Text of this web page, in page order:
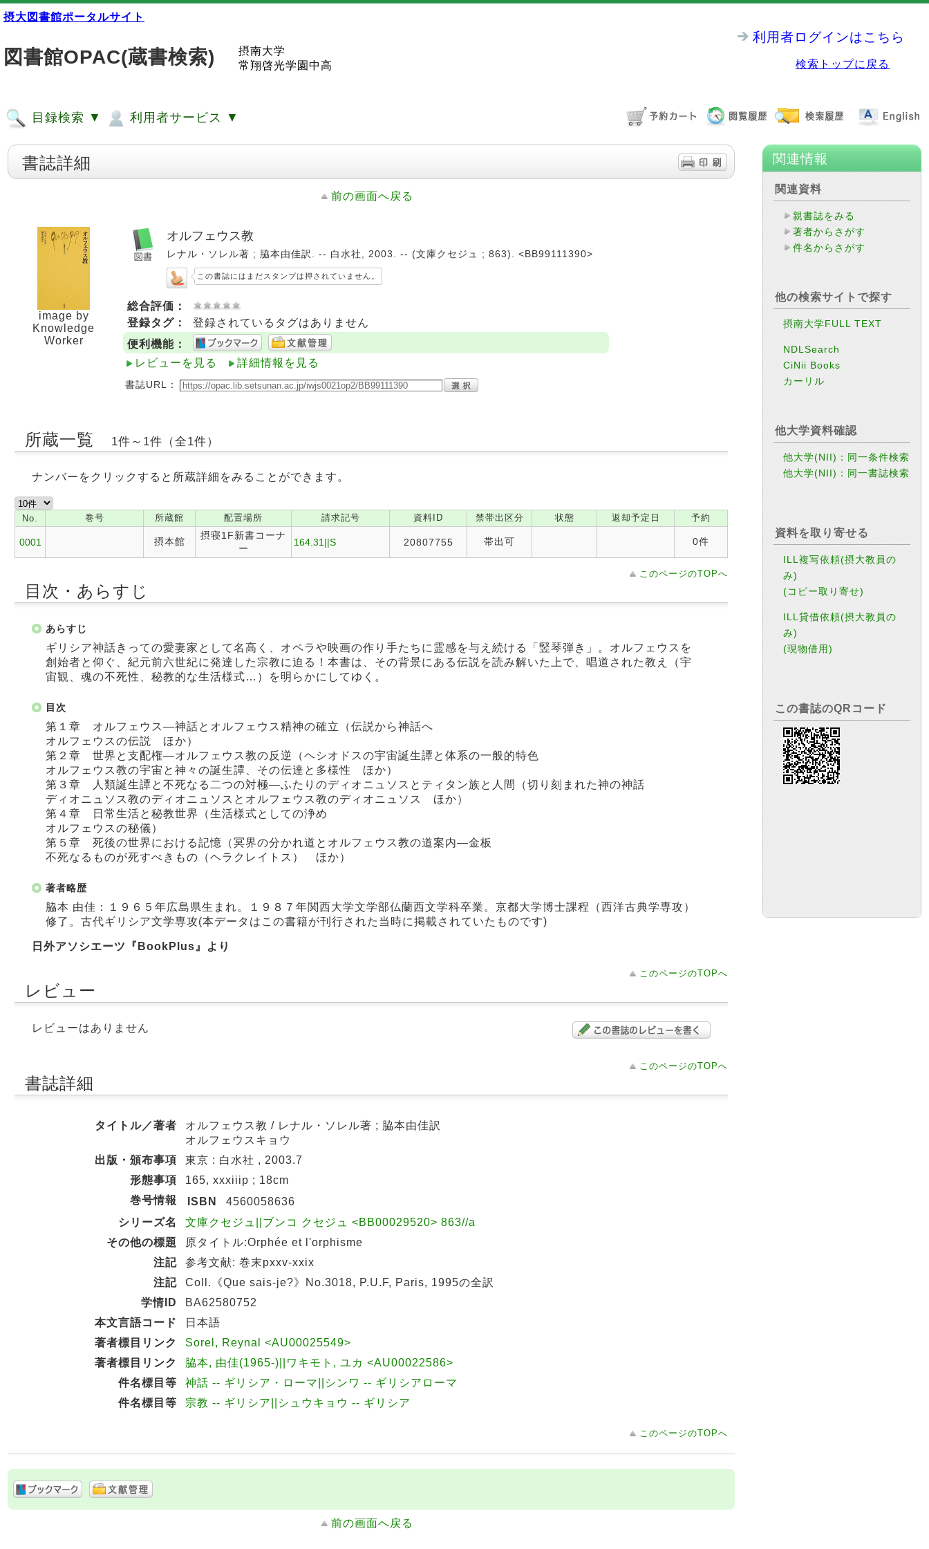
摂大図書館ポータルサイト
図書館OPAC(蔵書検索)
摂南大学
常翔啓光学園中高
利用者ログインはこちら
検索トップに戻る
目録検索 ▼ 利用者サービス ▼
書誌詳細
前の画面へ戻る
image by
Knowledge
Worker
オルフェウス教
レナル・ソレル著 ; 脇本由佳訳. -- 白水社, 2003. -- (文庫クセジュ ; 863). <BB99111390>
この書誌にはまだスタンプは押されていません。
総合評価：
登録タグ：
登録されているタグはありません
便利機能：
レビューを見る
詳細情報を見る
書誌URL：
所蔵一覧 1件～1件（全1件）
ナンバーをクリックすると所蔵詳細をみることができます。
No. 巻号 所蔵館 配置場所 請求記号 資料ID 禁帯出区分 状態 返却予定日 予約
0001 摂本館
摂寝1F新書コーナ
ー
164.31||S 20807755 帯出可 0件
このページのTOPへ
目次・あらすじ
あらすじ
ギリシア神話きっての愛妻家として名高く、オペラや映画の作り手たちに霊感を与え続ける「竪琴弾き」。オルフェウスを
創始者と仰ぐ、紀元前六世紀に発達した宗教に迫る！本書は、その背景にある伝説を読み解いた上で、唱道された教え（宇
宙観、魂の不死性、秘教的な生活様式…）を明らかにしてゆく。
目次
第１章 オルフェウス―神話とオルフェウス精神の確立（伝説から神話へ
オルフェウスの伝説 ほか）
第２章 世界と支配権―オルフェウス教の反逆（ヘシオドスの宇宙誕生譚と体系の一般的特色
オルフェウス教の宇宙と神々の誕生譚、その伝達と多様性 ほか）
第３章 人類誕生譚と不死なる二つの対極―ふたりのディオニュソスとティタン族と人間（切り刻まれた神の神話
ディオニュソス教のディオニュソスとオルフェウス教のディオニュソス ほか）
第４章 日常生活と秘教世界（生活様式としての浄め
オルフェウスの秘儀）
第５章 死後の世界における記憶（冥界の分かれ道とオルフェウス教の道案内―金板
不死なるものが死すべきもの（ヘラクレイトス） ほか）
著者略歴
脇本 由佳：１９６５年広島県生まれ。１９８７年関西大学文学部仏蘭西文学科卒業。京都大学博士課程（西洋古典学専攻）
修了。古代ギリシア文学専攻(本データはこの書籍が刊行された当時に掲載されていたものです)
日外アソシエーツ『BookPlus』より
このページのTOPへ
レビュー
レビューはありません
このページのTOPへ
書誌詳細
タイトル／著者
オルフェウス教 / レナル・ソレル著 ; 脇本由佳訳
オルフェウスキョウ
出版・頒布事項
東京 : 白水社 , 2003.7
形態事項
165, xxxiiip ; 18cm
巻号情報
ISBN
4560058636
シリーズ名
文庫クセジュ||ブンコ クセジュ <BB00029520> 863//a
その他の標題
原タイトル:Orphée et l'orphisme
注記
参考文献: 巻末pxxv-xxix
注記
Coll.《Que sais-je?》No.3018, P.U.F, Paris, 1995の全訳
学情ID
BA62580752
本文言語コード
日本語
著者標目リンク
Sorel, Reynal <AU00025549>
著者標目リンク
脇本, 由佳(1965-)||ワキモト, ユカ <AU00022586>
件名標目等
神話 -- ギリシア・ローマ||シンワ -- ギリシアローマ
件名標目等
宗教 -- ギリシア||シュウキョウ -- ギリシア
このページのTOPへ
前の画面へ戻る
関連情報
関連資料
親書誌をみる
著者からさがす
件名からさがす
他の検索サイトで探す
摂南大学FULL TEXT
NDLSearch
CiNii Books
カーリル
他大学資料確認
他大学(NII)：同一条件検索
他大学(NII)：同一書誌検索
資料を取り寄せる
ILL複写依頼(摂大教員の
み)
(コピー取り寄せ)
ILL貸借依頼(摂大教員の
み)
(現物借用)
この書誌のQRコード